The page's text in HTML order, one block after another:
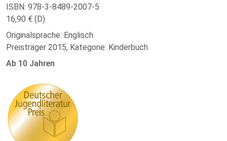
ISBN: 978-3-8489-2007-5
16,90 € (D)
Originalsprache: Englisch
Preisträger 2015, Kategorie: Kinderbuch
Ab 10 Jahren